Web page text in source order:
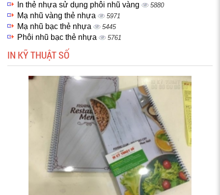
In thẻ nhựa sử dụng phôi nhũ vàng 5880
Mạ nhũ vàng thẻ nhựa 5971
Mạ nhũ bạc thẻ nhựa 5445
Phôi nhũ bạc thẻ nhựa 5761
IN KỸ THUẬT SỐ